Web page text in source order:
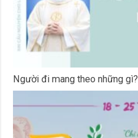
Người đi mang theo những gì?